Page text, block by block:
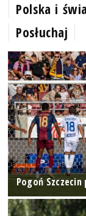
Polska i
Posłuchaj
Pogoń Szczecin